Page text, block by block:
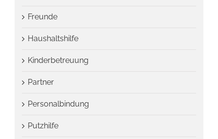
Freunde
Haushaltshilfe
Kinderbetreuung
Partner
Personalbindung
Putzhilfe